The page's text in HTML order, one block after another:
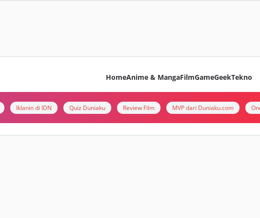
HomeAnime & MangaFilmGameGeekTekno
Iklanin di IDN Quiz Duniaku Review Film MVP dari Duniaku.com